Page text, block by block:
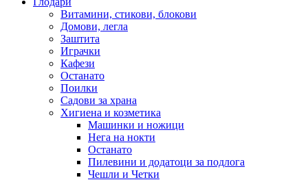
Витамини, стикови, блокови
Домови, легла
Заштита
Играчки
Кафези
Останато
Поилки
Садови за храна
Хигиена и козметика
Машинки и ножици
Нега на нокти
Останато
Пилевини и додатоци за подлога
Чешли и Четки